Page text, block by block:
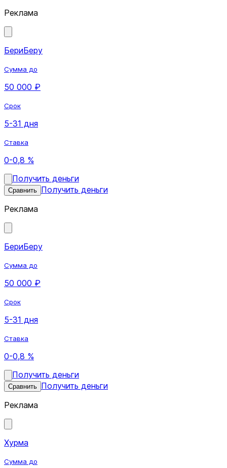
Реклама
БериБеру
Сумма до
50 000 ₽
Срок
5-31 дня
Ставка
0-0,8 %
Получить деньги
Сравнить Получить деньги
Реклама
БериБеру
Сумма до
50 000 ₽
Срок
5-31 дня
Ставка
0-0,8 %
Получить деньги
Сравнить Получить деньги
Реклама
Хурма
Сумма до